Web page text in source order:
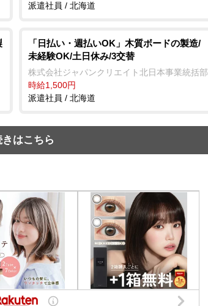
派遣社員 / 北海道
「日払い・週払いOK」木質ボードの製造/
未経験OK/土日休み/3交替
株式会社ジャパンクリエイト北日本事業統括部
時給1,500円
派遣社員 / 北海道
きはこちら